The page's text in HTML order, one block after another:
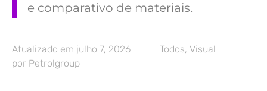
e comparativo de materiais.
Atualizado em julho 7, 2026 Todos, Visual
por Petrolgroup